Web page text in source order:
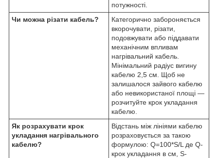
потужності.
Чи можна різати кабель?
Категорично забороняється
вкорочувати, різати,
подовжувати або піддавати
механічним впливам
нагрівальний кабель.
Мінімальний радіус вигину
кабелю 2,5 см. Щоб не
залишалося зайвого кабелю
або невикористаної площі —
розчитуйте крок укладання
кабелю.
Як розрахувати крок
укладання нагрівального
кабелю?
Відстань між лініями кабелю
розраховується за такою
формулою: Q=100*S/L де Q-
крок укладання в см, S-